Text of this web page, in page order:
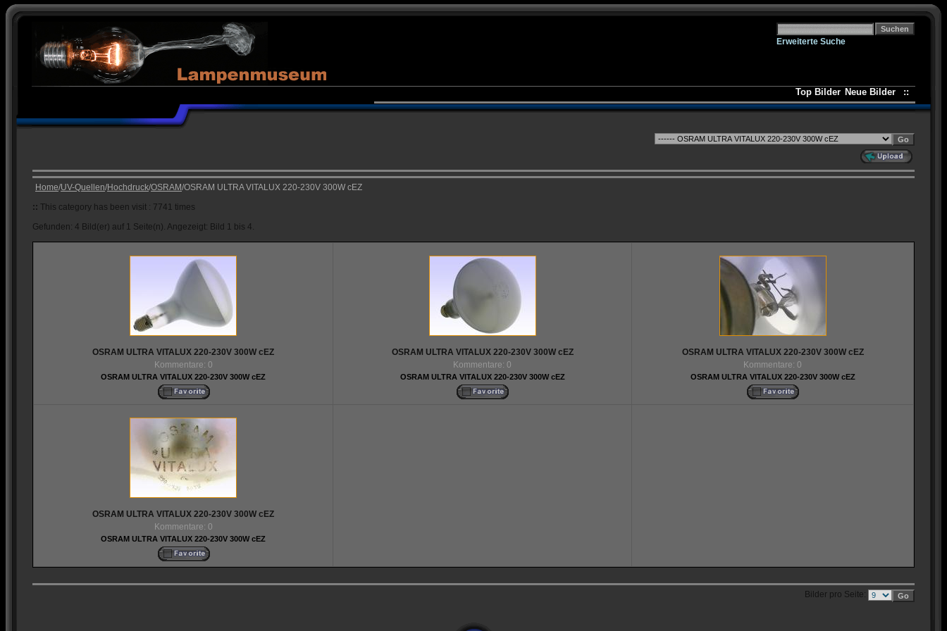
Erweiterte Suche
Top Bilder Neue Bilder ::
Home/UV-Quellen/Hochdruck/OSRAM/OSRAM ULTRA VITALUX 220-230V 300W cEZ
:: This category has been visit : 7741 times
Gefunden: 4 Bild(er) auf 1 Seite(n). Angezeigt: Bild 1 bis 4.
OSRAM ULTRA VITALUX 220-230V 300W cEZ
Kommentare: 0
OSRAM ULTRA VITALUX 220-230V 300W cEZ
OSRAM ULTRA VITALUX 220-230V 300W cEZ
Kommentare: 0
OSRAM ULTRA VITALUX 220-230V 300W cEZ
OSRAM ULTRA VITALUX 220-230V 300W cEZ
Kommentare: 0
OSRAM ULTRA VITALUX 220-230V 300W cEZ
OSRAM ULTRA VITALUX 220-230V 300W cEZ
Kommentare: 0
OSRAM ULTRA VITALUX 220-230V 300W cEZ
Bilder pro Seite: